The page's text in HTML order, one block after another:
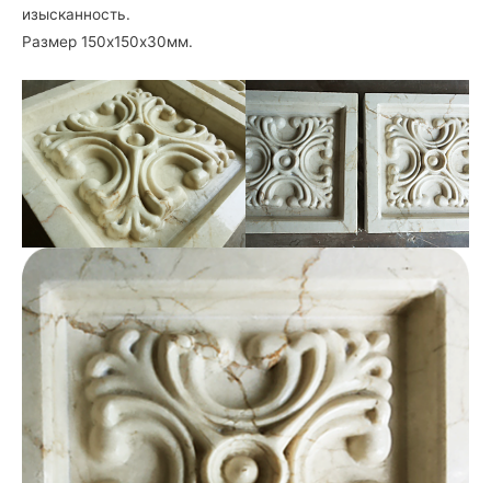
изысканность.
Размер 150х150х30мм.